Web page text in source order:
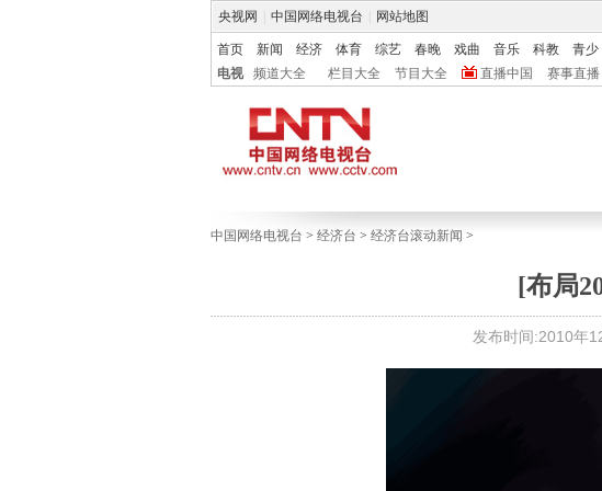
央视网 中国网络电视台 网站地图
首页 新闻 经济 体育 综艺 春晚 戏曲 音乐 科教 青少
电视
频道大全 栏目大全 节目大全 直播中国 赛事直播
中国网络电视台 > 经济台 > 经济台滚动新闻 >
[布局
发布时间:2010年